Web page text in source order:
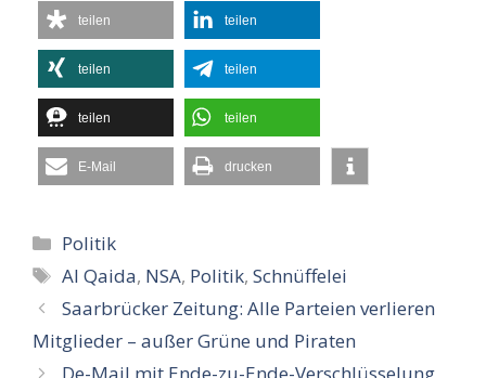
teilen teilen
teilen teilen
teilen teilen
E-Mail drucken
Kategorien
Politik
Schlagwörter
Al Qaida, NSA, Politik,Schnüffelei
Saarbrücker Zeitung: Alle Parteien verlieren
Mitglieder – außer Grüne und Piraten
De-Mail mit Ende-zu-Ende-Verschlüsselung